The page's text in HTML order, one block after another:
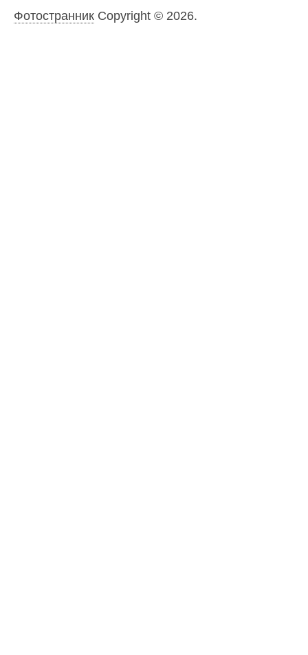
ФотостранникCopyright © 2026.